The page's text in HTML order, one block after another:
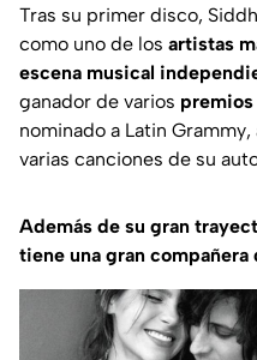
Tras su primer disco,
como uno de los artistas
escena musical
ganador de varios premios
nominado a Latin Grammy,
varias canciones de su
Además de su gran
tiene una gran compañera